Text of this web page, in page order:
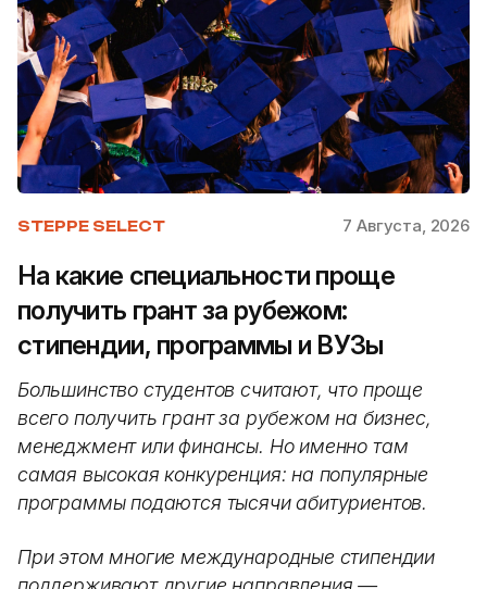
STEPPE SELECT 7 Августа, 2026
На какие специальности проще
получить грант за рубежом:
стипендии, программы и ВУЗы
Большинство студентов считают, что проще
всего получить грант за рубежом на бизнес,
менеджмент или финансы. Но именно там
самая высокая конкуренция: на популярные
программы подаются тысячи абитуриентов.
При этом многие международные стипендии